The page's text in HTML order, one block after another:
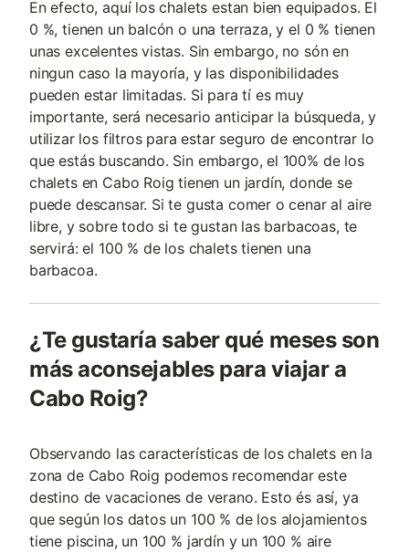
En efecto, aquí los chalets estan bien equipados. El
0 %, tienen un balcón o una terraza, y el 0 % tienen
unas excelentes vistas. Sin embargo, no són en
ningun caso la mayoría, y las disponibilidades
pueden estar limitadas. Si para tí es muy
importante, será necesario anticipar la búsqueda, y
utilizar los filtros para estar seguro de encontrar lo
que estás buscando. Sin embargo, el 100% de los
chalets en Cabo Roig tienen un jardín, donde se
puede descansar. Si te gusta comer o cenar al aire
libre, y sobre todo si te gustan las barbacoas, te
servirá: el 100 % de los chalets tienen una
barbacoa.
¿Te gustaría saber qué meses son
más aconsejables para viajar a
Cabo Roig?
Observando las características de los chalets en la
zona de Cabo Roig podemos recomendar este
destino de vacaciones de verano. Esto és así, ya
que según los datos un 100 % de los alojamientos
tiene piscina, un 100 % jardín y un 100 % aire